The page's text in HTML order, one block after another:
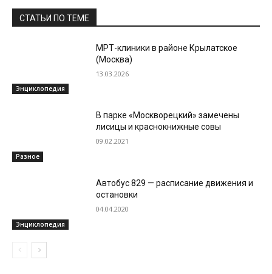
СТАТЬИ ПО ТЕМЕ
Энциклопедия
МРТ-клиники в районе Крылатское
(Москва)
13.03.2026
Разное
В парке «Москворецкий» замечены
лисицы и краснокнижные совы
09.02.2021
Энциклопедия
Автобус 829 — расписание движения и
остановки
04.04.2020